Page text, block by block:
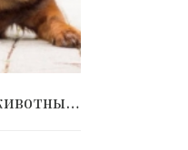
Самые дорогостоящие животные на планете (9 фото)..